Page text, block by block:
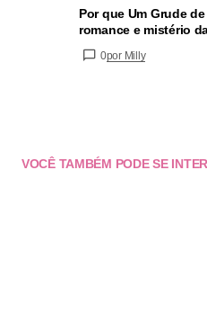
Por que Um Grude
romance e mistério
0por Milly
VOCÊ TAMBÉM PODE SE